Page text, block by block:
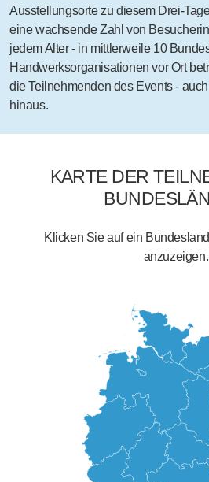
Ausstellungsorte zu diesem Drei-
eine wachsende Zahl von
jedem Alter ‑ in mittlerweile 10
Handwerksorganisationen vor Ort
die Teilnehmenden des Events -
hinaus.
KARTE DER
Klicken Sie auf ein
anzuzeigen.